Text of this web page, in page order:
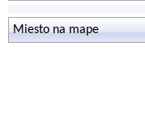
Miesto na mape